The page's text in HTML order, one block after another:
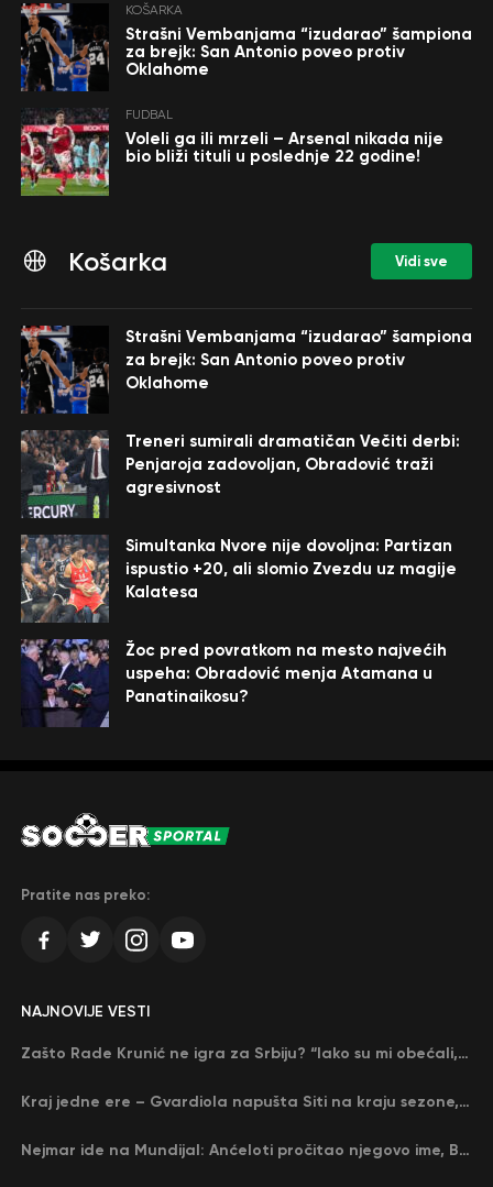
KOŠARKA
Strašni Vembanjama “izudarao” šampiona
za brejk: San Antonio poveo protiv
Oklahome
FUDBAL
Voleli ga ili mrzeli – Arsenal nikada nije
bio bliži tituli u poslednje 22 godine!
Košarka Vidi sve
Strašni Vembanjama “izudarao” šampiona
za brejk: San Antonio poveo protiv
Oklahome
Treneri sumirali dramatičan Večiti derbi:
Penjaroja zadovoljan, Obradović traži
agresivnost
Simultanka Nvore nije dovoljna: Partizan
ispustio +20, ali slomio Zvezdu uz magije
Kalatesa
Žoc pred povratkom na mesto najvećih
uspeha: Obradović menja Atamana u
Panatinaikosu?
Pratite nas preko:
NAJNOVIJE VESTI
Zašto Rade Krunić ne igra za Srbiju? “Iako su mi obećali, niko me nije zvao…”
Kraj jedne ere – Gvardiola napušta Siti na kraju sezone, menja ga njegov nekadašnji rival
Nejmar ide na Mundijal: Anćeloti pročitao njegovo ime, Brazil u delirijumu (VIDEO)